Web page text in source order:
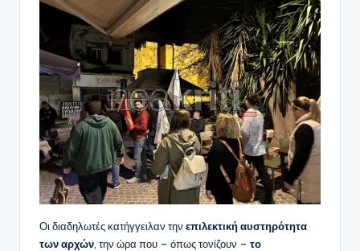
Οι διαδηλωτές κατήγγειλαν την επιλεκτική αυστηρότητα
των αρχών , την ώρα που – όπως τονίζουν – το